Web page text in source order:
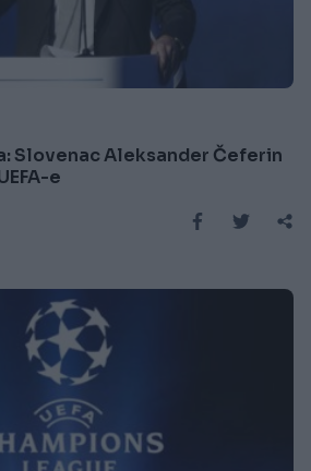
Slovenac Aleksander Čeferin
e